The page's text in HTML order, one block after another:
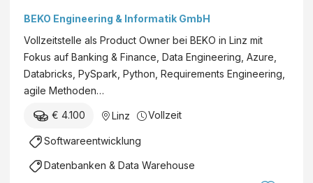
BEKO Engineering & Informatik GmbH
Vollzeitstelle als Product Owner bei BEKO in Linz mit
Fokus auf Banking & Finance, Data Engineering, Azure,
Databricks, PySpark, Python, Requirements Engineering,
agile Methoden…
€ 4.100 Linz Vollzeit
Softwareentwicklung
Datenbanken & Data Warehouse